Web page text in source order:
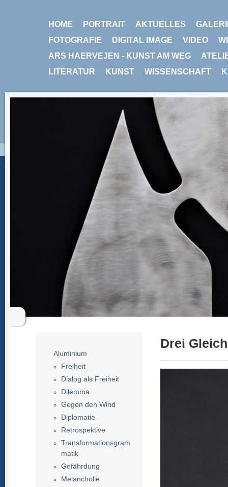
HOME PORTRAIT AKTUELLES
FOTOGRAFIE
DIGITAL IMAGE VIDEO
ARS HAERVEJEN - KUNST AM WEG
LITERATUR
KUNST WISSENSCHAFT
Aluminium
Freiheit
Dialog als Freiheit
Dilemma
Gegen den Wind
Diplomatie
Retrospektive
Transformationsgram
matik
Gefährdung
Melancholie
Drei